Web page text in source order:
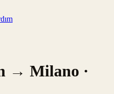
→ Milano ·